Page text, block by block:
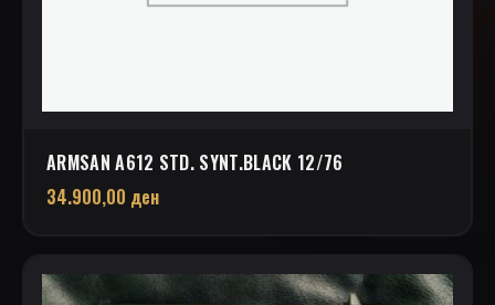
ARMSAN A612 STD. SYNT.BLACK 12/76
34.900,00 ден